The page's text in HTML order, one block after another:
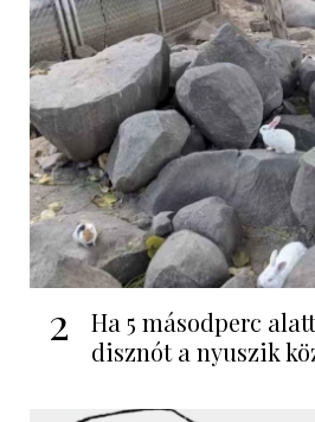
2
Ha 5 másodperc
disznót a nyuszik